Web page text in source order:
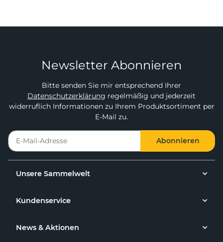
Newsletter Abonnieren
Bitte senden Sie mir entsprechend Ihrer
Datenschutzerklärung regelmäßig und jederzeit
widerruflich Informationen zu Ihrem Produktsortiment per
E-Mail zu.
Abonnieren
Unsere Sammelwelt
Kundenservice
News & Aktionen